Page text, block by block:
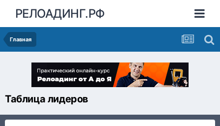
РЕЛОАДИНГ.РФ
Главная
Таблица лидеров